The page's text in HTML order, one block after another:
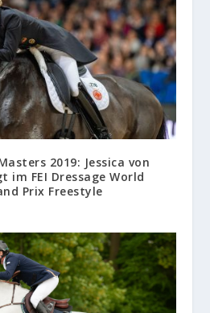
2019: Jessica von
im FEI Dressage World
Prix Freestyle